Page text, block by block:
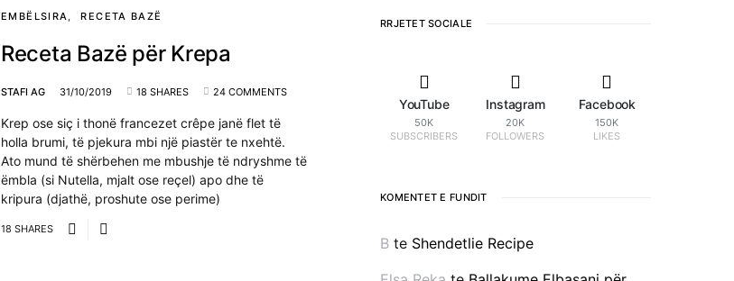
EMBËLSIRA RECETA BAZË
Receta Bazë për Krepa
STAFI AG 31/10/2019 18 SHARES 24 COMMENTS
Krep ose siç i thonë francezet crêpe janë flet të
holla brumi, të pjekura mbi një piastër te nxehtë.
Ato mund të shërbehen me mbushje të ndryshme të
ëmbla (si Nutella, mjalt ose reçel) apo dhe të
kripura (djathë, proshute ose perime)
18 SHARES
RRJETET SOCIALE
YouTube
50K
SUBSCRIBERS
Instagram
20K
FOLLOWERS
Facebook
150K
LIKES
KOMENTET E FUNDIT
B te Shendetlie Recipe